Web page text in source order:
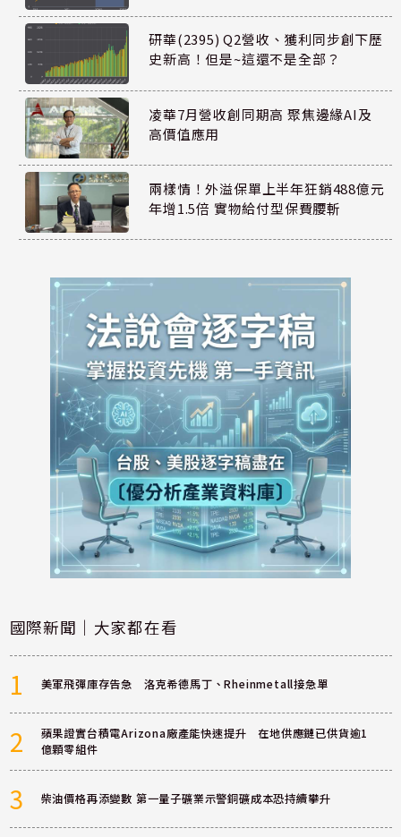
研華(2395) Q2營收、獲利同步創下歷
史新高！但是~這還不是全部？
凌華7月營收創同期高 聚焦邊緣AI及
高價值應用
兩樣情！外溢保單上半年狂銷488億元
年增1.5倍 實物給付型保費腰斬
國際新聞｜大家都在看
1 美軍飛彈庫存告急 洛克希德馬丁、Rheinmetall接急單
2
蘋果證實台積電Arizona廠產能快速提升 在地供應鏈已供貨逾1
億顆零組件
3 柴油價格再添變數 第一量子礦業示警銅礦成本恐持續攀升